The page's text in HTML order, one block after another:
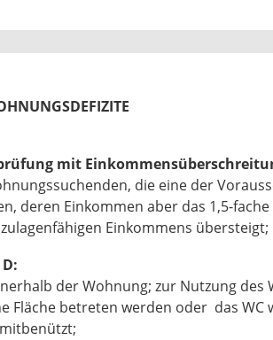
mit
die eine der
deren Einkommen aber das 1,5-fache
Einkommens übersteigt;
der Wohnung; zur Nutzung des
Fläche betreten werden oder das